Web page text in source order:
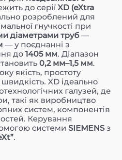
до серії XD (eXtra
розроблений для
гнучкості при
діаметрами труб —
— у поєднанні з
до 1405 мм. Діапазон
0,2 мм–1,5 мм.
якість, простоту
XD ідеально
галузей, де
такі як виробництво
систем, компонентів
Керування
системи SIEMENS з
.